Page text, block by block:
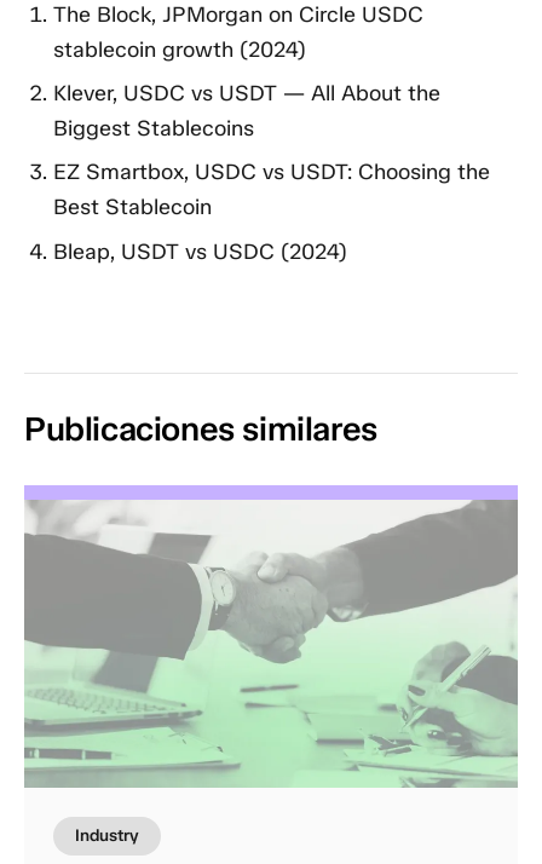
The Block, JPMorgan on Circle USDC
stablecoin growth (2024)
Klever, USDC vs USDT — All About the
Biggest Stablecoins
EZ Smartbox, USDC vs USDT: Choosing the
Best Stablecoin
Bleap, USDT vs USDC (2024)
Publicaciones similares
Industry